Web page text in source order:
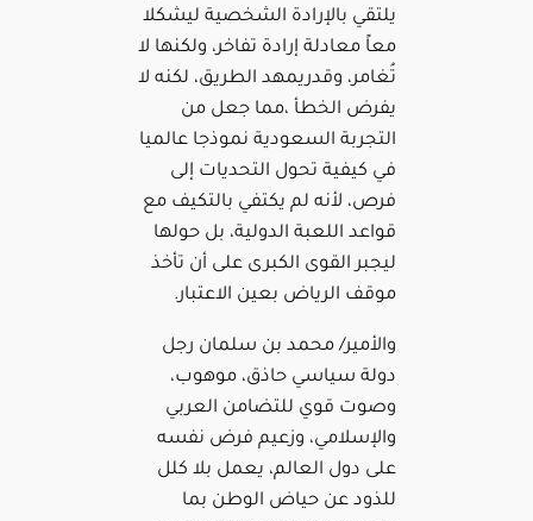
يلتقي بالإرادة الشخصية ليشكلا
معاً معادلة إرادة تفاخر، ولكنها لا
تُغامر، وقدريمهد الطريق، لكنه لا
يفرض الخطأ ،مما جعل من
التجربة السعودية نموذجا عالميا
في كيفية تحول التحديات إلى
فرص، لأنه لم يكتفي بالتكيف مع
قواعد اللعبة الدولية، بل حولها
ليجبر القوى الكبرى على أن تأخذ
موقف الرياض بعين الاعتبار.
والأمير/ محمد بن سلمان رجل
دولة سياسي حاذق، موهوب،
وصوت قوي للتضامن العربي
والإسلامي، وزعيم فرض نفسه
على دول العالم، يعمل بلا كلل
للذود عن حياض الوطن بما